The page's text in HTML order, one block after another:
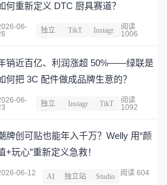
何重新定义 DTC 厨具赛道？
06-
独立
TikT
Instagr
阅读
1006
销近百亿、利润涨超 50%——绿联是
何把 3C 配件做成品牌生意的？
06-
独立
Instagr
TikT
阅读
1092
牌创可贴也能年入千万？Welly 用“颜
+玩心”重新定义急救！
06-12 AI 独立站 Studio 阅读 604